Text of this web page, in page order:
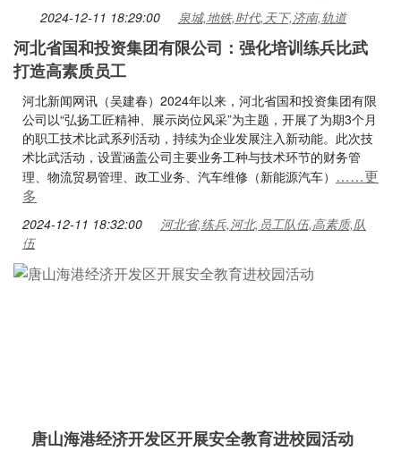
2024-12-11 18:29:00 泉城,地铁,时代,天下,济南,轨道
河北省国和投资集团有限公司：强化培训练兵比武
打造高素质员工
河北新闻网讯（吴建春）2024年以来，河北省国和投资集团有限
公司以“弘扬工匠精神、展示岗位风采”为主题，开展了为期3个月
的职工技术比武系列活动，持续为企业发展注入新动能。此次技
术比武活动，设置涵盖公司主要业务工种与技术环节的财务管
理、物流贸易管理、政工业务、汽车维修（新能源汽车） ……更
多
2024-12-11 18:32:00
河北省,练兵,河北,员工队伍,高素质,队
伍
唐山海港经济开发区开展安全教育进校园活动